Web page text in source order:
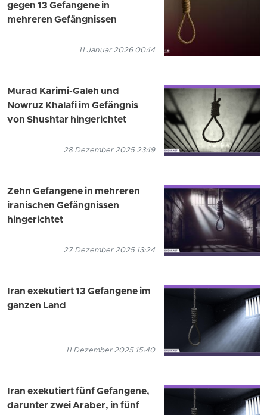
gegen 13 Gefangene in
mehreren Gefängnissen
11 Januar 2026 00:14
Murad Karimi-Galeh und
Nowruz Khalafi im Gefängnis
von Shushtar hingerichtet
28 Dezember 2025 23:19
Zehn Gefangene in mehreren
iranischen Gefängnissen
hingerichtet
27 Dezember 2025 13:24
Iran exekutiert 13 Gefangene im
ganzen Land
11 Dezember 2025 15:40
Iran exekutiert fünf Gefangene,
darunter zwei Araber, in fünf